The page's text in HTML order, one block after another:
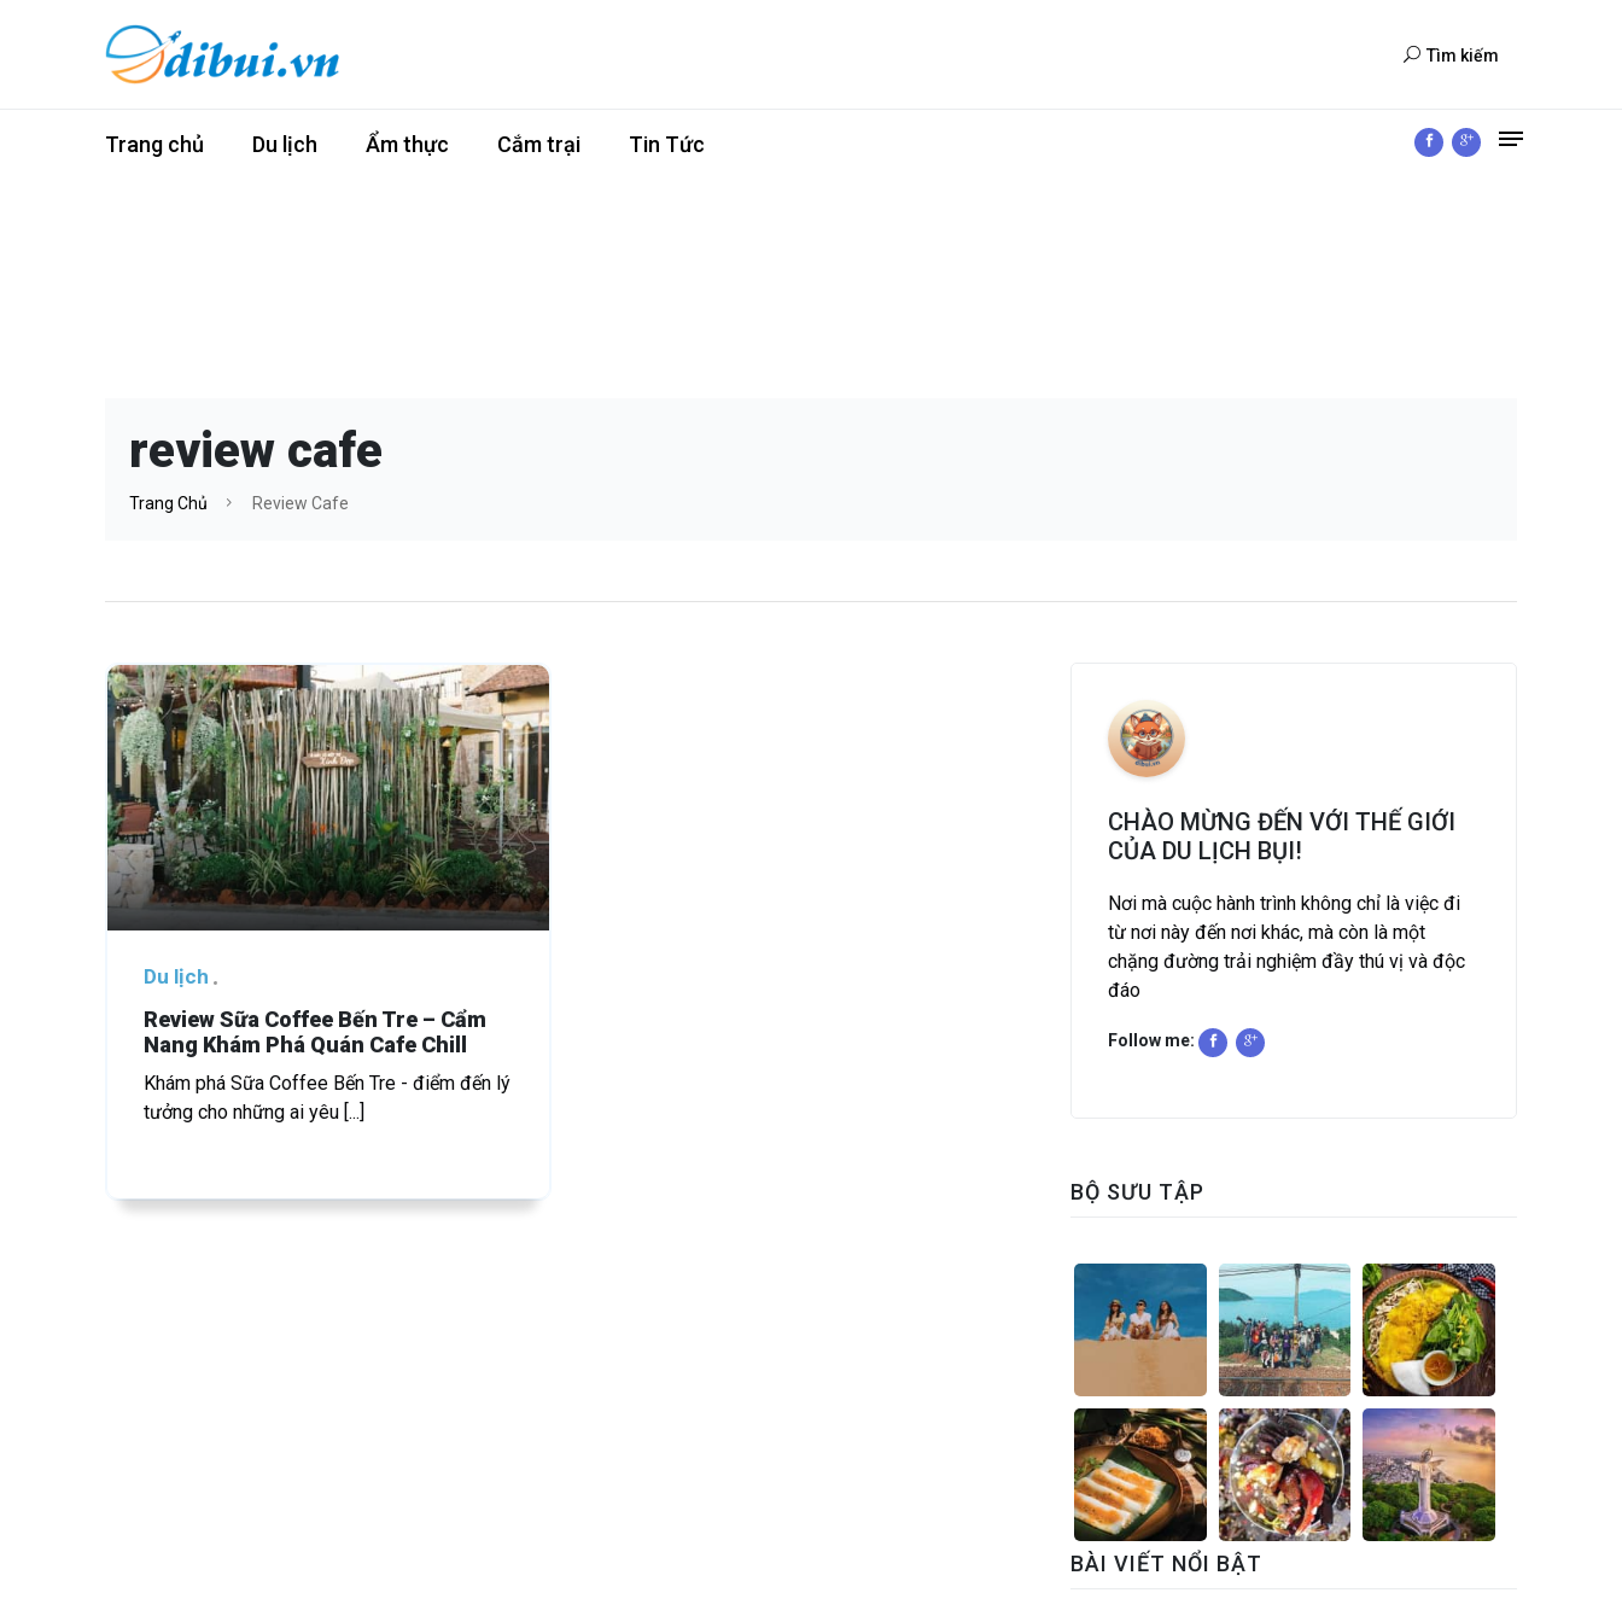
Tìm kiếm
Trang chủ Du lịch Ẩm thực Cắm trại Tin Tức
review cafe
Trang Chủ Review Cafe
Du lịch
Review Sữa Coffee Bến Tre – Cẩm
Nang Khám Phá Quán Cafe Chill
Khám phá Sữa Coffee Bến Tre - điểm đến lý
tưởng cho những ai yêu [...]
CHÀO MỪNG ĐẾN VỚI THẾ GIỚI
CỦA DU LỊCH BỤI!
Nơi mà cuộc hành trình không chỉ là việc đi
từ nơi này đến nơi khác, mà còn là một
chặng đường trải nghiệm đầy thú vị và độc
đáo
Follow me:
BỘ SƯU TẬP
BÀI VIẾT NỔI BẬT